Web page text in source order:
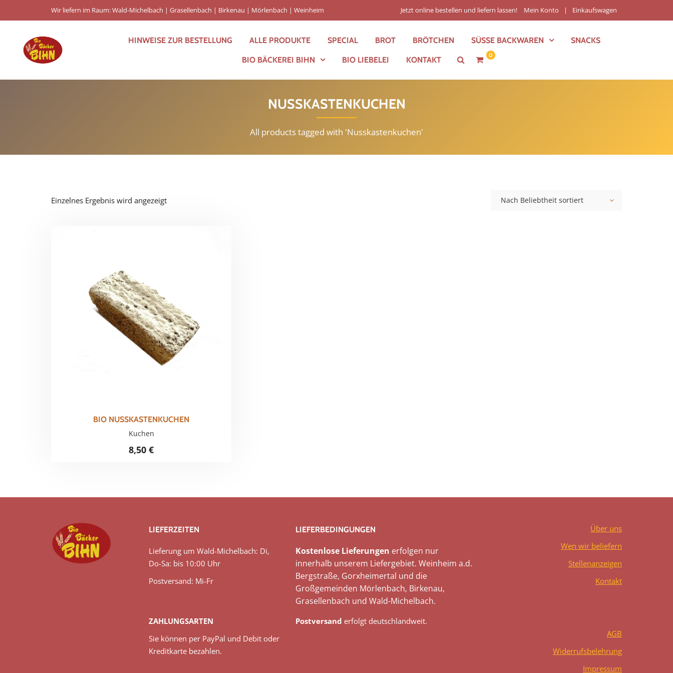
Wir liefern im Raum: Wald-Michelbach | Grasellenbach | Birkenau | Mörlenbach | Weinheim Jetzt online bestellen und liefern lassen! Mein Konto Einkaufswagen
HINWEISE ZUR BESTELLUNG ALLE PRODUKTE SPECIAL BROT BRÖTCHEN SÜSSE BACKWAREN SNACKS
BIO BÄCKEREI BIHN BIO LIEBELEI KONTAKT 0
NUSSKASTENKUCHEN
All products tagged with 'Nusskastenkuchen'
Einzelnes Ergebnis wird angezeigt Nach Beliebtheit sortiert
BIO NUSSKASTENKUCHEN
Kuchen
8,50 €
LIEFERZEITEN
Lieferung um Wald-Michelbach: Di,
Do-Sa: bis 10:00 Uhr
Postversand: Mi-Fr
ZAHLUNGSARTEN
Sie können per PayPal und Debit oder
Kreditkarte bezahlen.
LIEFERBEDINGUNGEN
Kostenlose Lieferungen erfolgen nur
innerhalb unserem Liefergebiet. Weinheim a.d.
Bergstraße, Gorxheimertal und die
Großgemeinden Mörlenbach, Birkenau,
Grasellenbach und Wald-Michelbach.
Postversand erfolgt deutschlandweit.
Über uns
Wen wir beliefern
Stellenanzeigen
Kontakt
AGB
Widerrufsbelehrung
Impressum